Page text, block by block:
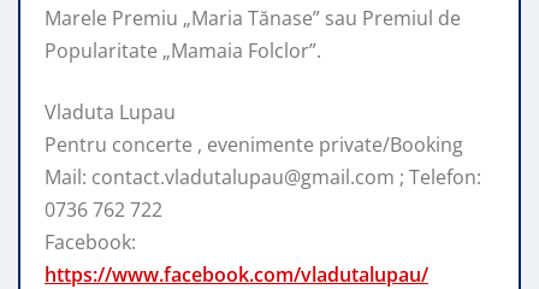
Marele Premiu „Maria Tănase” sau Premiul de
Popularitate „Mamaia Folclor”.
Vladuta Lupau
Pentru concerte , evenimente private/Booking
Mail: contact.vladutalupau@gmail.com ; Telefon:
0736 762 722
Facebook:
https://www.facebook.com/vladutalupau/